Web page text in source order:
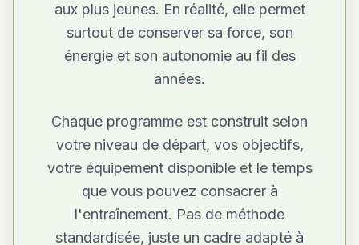
aux plus jeunes. En réalité, elle permet
surtout de conserver sa force, son
énergie et son autonomie au fil des
années.
Chaque programme est construit selon
votre niveau de départ, vos objectifs,
votre équipement disponible et le temps
que vous pouvez consacrer à
l'entraînement. Pas de méthode
standardisée, juste un cadre adapté à